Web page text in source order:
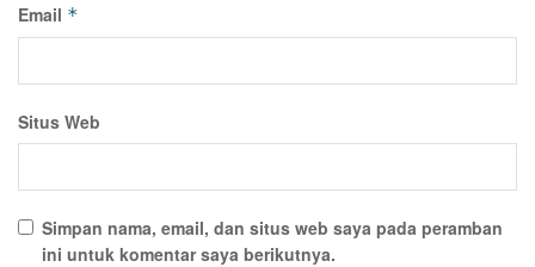
Email *
Situs Web
Simpan nama, email, dan situs web saya pada peramban
ini untuk komentar saya berikutnya.